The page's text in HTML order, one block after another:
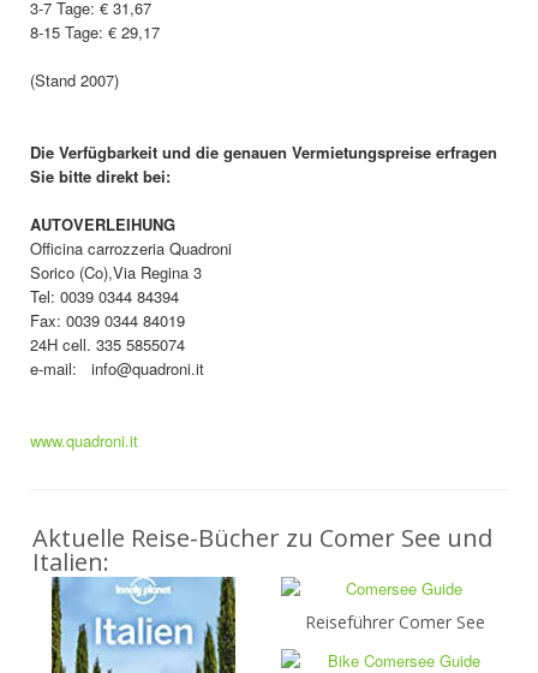
3-7 Tage: € 31,67
8-15 Tage: € 29,17
(Stand 2007)
Die Verfügbarkeit und die genauen Vermietungspreise erfragen
Sie bitte direkt bei:
AUTOVERLEIHUNG
Officina carrozzeria Quadroni
Sorico (Co),Via Regina 3
Tel: 0039 0344 84394
Fax: 0039 0344 84019
24H cell. 335 5855074
e-mail: info@quadroni.it
www.quadroni.it
Aktuelle Reise-Bücher zu Comer See und
Italien:
Reiseführer Comer See